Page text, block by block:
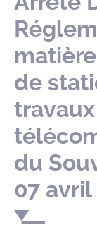
de
du
07 avril